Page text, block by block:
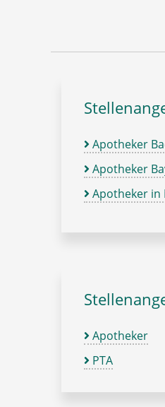
Apotheker
Apotheker
Apotheker in
Apotheker
PTA